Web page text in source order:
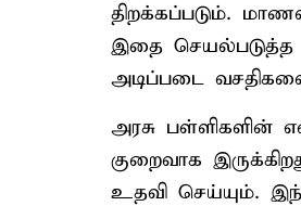
திறக்கப்படும்.
இதை செயல்படுத்த
அடிப்படை
அரசு
குறைவாக
உதவி செய்யும்.